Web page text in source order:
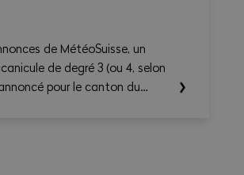
de MétéoSuisse, un
de degré 3 (ou 4, selon
pour le canton du